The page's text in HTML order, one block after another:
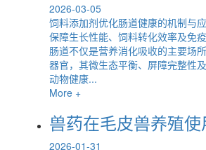
2026-03-05
饲料添加剂优化肠道健康的机制与
保障生长性能、饲料转化效率及免
肠道不仅是营养消化吸收的主要场
器官，其微生态平衡、屏障完整性
动物健康...
More +
兽药在毛皮兽养殖
2026-01-31